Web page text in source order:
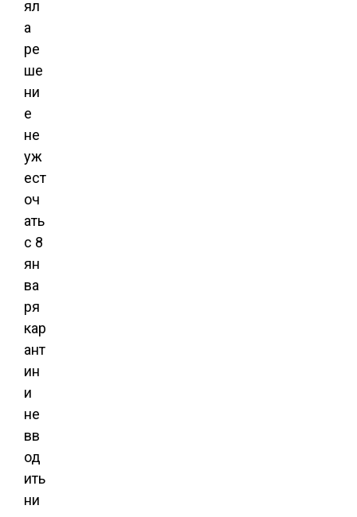
ял
а
ре
ше
ни
е
не
уж
ест
оч
ать
с 8
ян
ва
ря
кар
ант
ин
и
не
вв
од
ить
ни